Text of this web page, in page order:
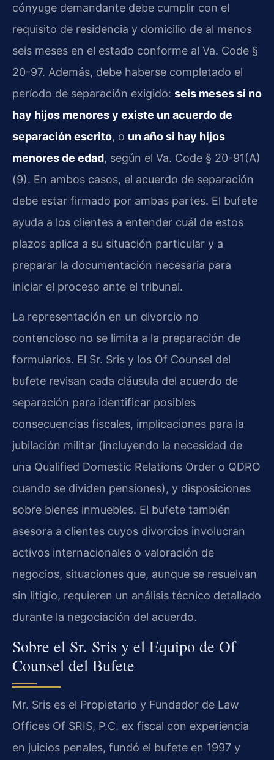
cónyuge demandante debe cumplir con el
requisito de residencia y domicilio de al menos
seis meses en el estado conforme al Va. Code §
20-97. Además, debe haberse completado el
período de separación exigido: seis meses si no
hay hijos menores y existe un acuerdo de
separación escrito, o un año si hay hijos
menores de edad, según el Va. Code § 20-91(A)
(9). En ambos casos, el acuerdo de separación
debe estar firmado por ambas partes. El bufete
ayuda a los clientes a entender cuál de estos
plazos aplica a su situación particular y a
preparar la documentación necesaria para
iniciar el proceso ante el tribunal.
La representación en un divorcio no
contencioso no se limita a la preparación de
formularios. El Sr. Sris y los Of Counsel del
bufete revisan cada cláusula del acuerdo de
separación para identificar posibles
consecuencias fiscales, implicaciones para la
jubilación militar (incluyendo la necesidad de
una Qualified Domestic Relations Order o QDRO
cuando se dividen pensiones), y disposiciones
sobre bienes inmuebles. El bufete también
asesora a clientes cuyos divorcios involucran
activos internacionales o valoración de
negocios, situaciones que, aunque se resuelvan
sin litigio, requieren un análisis técnico detallado
durante la negociación del acuerdo.
Sobre el Sr. Sris y el Equipo de Of
Counsel del Bufete
Mr. Sris es el Propietario y Fundador de Law
Offices Of SRIS, P.C. ex fiscal con experiencia
en juicios penales, fundó el bufete en 1997 y